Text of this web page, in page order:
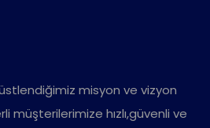
misyon ve vizyon
müşterilerimize hızlı,güvenli ve